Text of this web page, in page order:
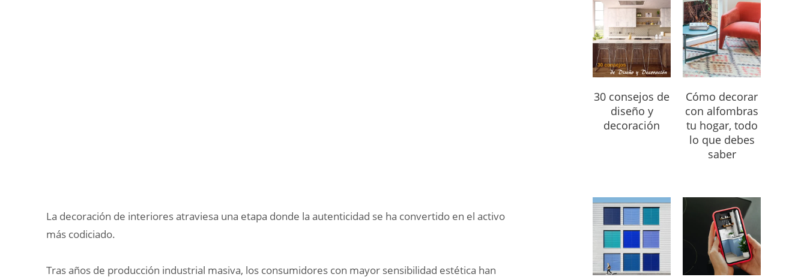
La decoración de interiores atraviesa una etapa donde la autenticidad se ha convertido en el activo
más codiciado.
Tras años de producción industrial masiva, los consumidores con mayor sensibilidad estética han
30 consejos de
diseño y
decoración
Cómo decorar
con alfombras
tu hogar, todo
lo que debes
saber